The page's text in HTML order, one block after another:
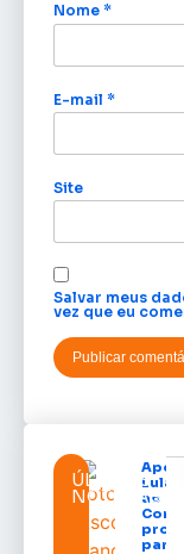
Nome *
E-mail *
Site
Salvar meus
vez que eu
ÚLTIMAS
NOTÍCIAS
Após
Lula
ao
para